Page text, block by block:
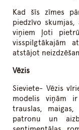
Kad šīs zīmes
piedzīvo
viņiem ļoti
visspilgtākajām
atstājot
Vēzis
Sieviete- Vēzis
modelis viņām
trauslas,
patronu un